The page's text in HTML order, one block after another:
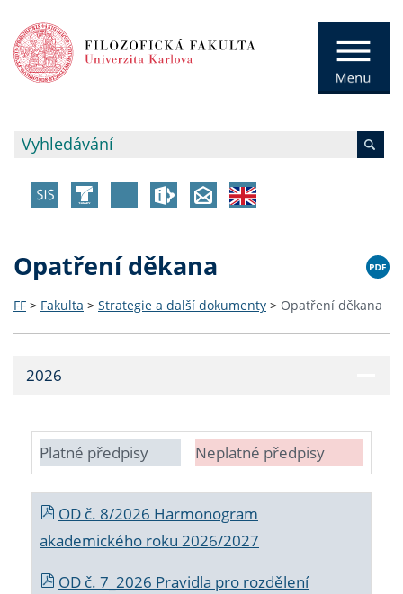
Opatření děkana
FF > Fakulta > Strategie a další dokumenty > Opatření děkana
2026
Platné předpisy Neplatné předpisy
OD č. 8/2026 Harmonogram
akademického roku 2026/2027
OD č. 7_2026 Pravidla pro rozdělení